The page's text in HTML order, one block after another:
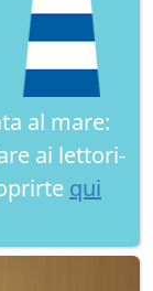
al mare:
ai lettori-
qui